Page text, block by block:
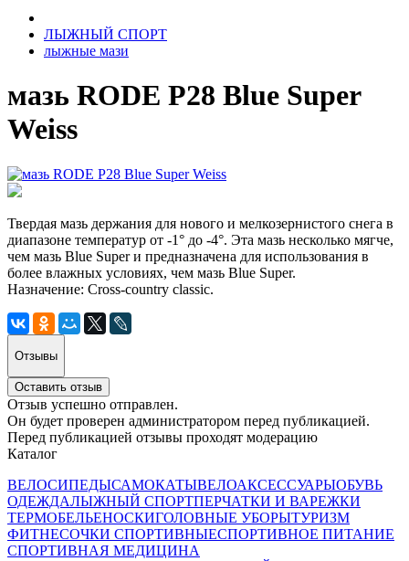
ЛЫЖНЫЙ СПОРТ
лыжные мази
мазь RODE P28 Blue Super
Weiss
Твердая мазь держания для нового и мелкозернистого снега в
диапазоне температур от -1° до -4°. Эта мазь несколько мягче,
чем мазь Blue Super и предназначена для использования в
более влажных условиях, чем мазь Blue Super.
Назначение: Cross-country classic.
Отзывы
Оставить отзыв
Отзыв успешно отправлен.
Он будет проверен администратором перед публикацией.
Перед публикацией отзывы проходят модерацию
Каталог
ВЕЛОСИПЕДЫСАМОКАТЫВЕЛОАКСЕССУАРЫОБУВЬ
ОДЕЖДАЛЫЖНЫЙ СПОРТПЕРЧАТКИ И ВАРЕЖКИ
ТЕРМОБЕЛЬЕНОСКИГОЛОВНЫЕ УБОРЫТУРИЗМ
ФИТНЕСОЧКИ СПОРТИВНЫЕСПОРТИВНОЕ ПИТАНИЕ
СПОРТИВНАЯ МЕДИЦИНА